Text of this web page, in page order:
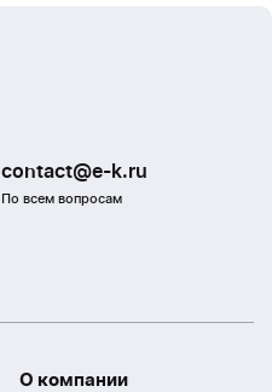
contact@e-k.ru
По всем вопросам
О компании